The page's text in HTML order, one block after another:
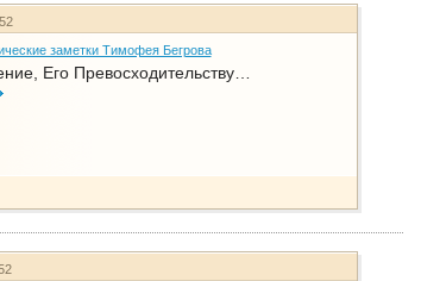
заметки Тимофея Бегрова
Его Превосходительству…